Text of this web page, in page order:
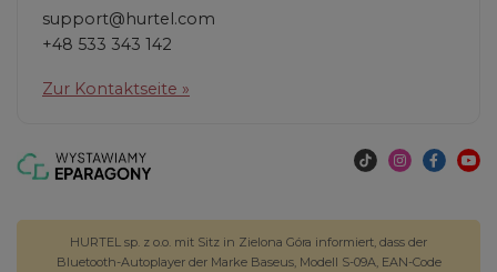
support@hurtel.com
+48 533 343 142
Zur Kontaktseite »
HURTEL sp. z o.o. mit Sitz in Zielona Góra informiert, dass der
Bluetooth-Autoplayer der Marke Baseus, Modell S-09A, EAN-Code